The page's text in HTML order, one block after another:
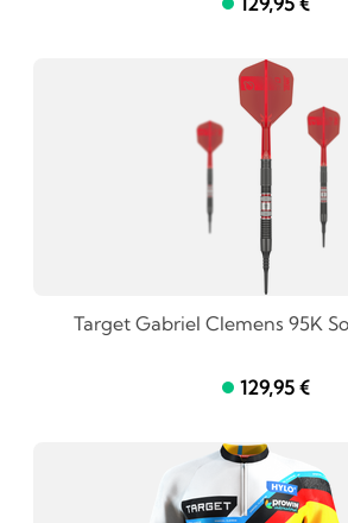
Target Gabriel Clemens 95K
129,95 €